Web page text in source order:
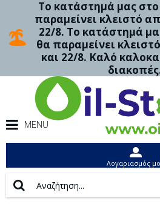
Το κατάστημά μας στο
παραμείνει κλειστό
22/8. Το κατάστημά
θα παραμείνει
και 22/8. Καλό
MENU
Λογαριασμός